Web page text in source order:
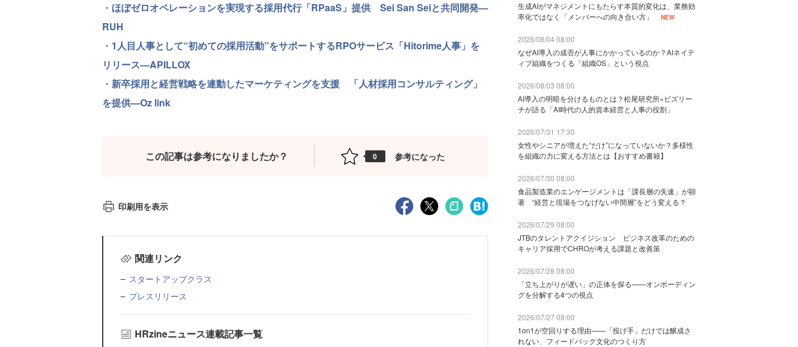
・ ほぼゼロオペレーションを実現する採用代行「RPaaS」提供 Sei San Seiと共同開発—
RUH
・ 1人目人事として“初めての採用活動”をサポートするRPOサービス「Hitorime人事」を
リリース—APILLOX
・ 新卒採用と経営戦略を連動したマーケティングを支援 「人材採用コンサルティング」
を提供—Oz link
この記事は参考になりましたか？ 0 参考になった
印刷用を表示
関連リンク
スタートアップクラス
プレスリリース
HRzineニュース連載記事一覧
生成AIがマネジメントにもたらす本質的変化は、業務効
率化ではなく「メンバーへの向き合い方」
NEW
2026/08/04 08:00
なぜAI導入の成否が人事にかかっているのか？AIネイテ
ィブ組織をつくる「組織OS」という視点
2026/08/03 08:00
AI導入の明暗を分けるものとは？松尾研究所×ビズリー
チが語る「AI時代の人的資本経営と人事の役割」
2026/07/31 17:30
女性やシニアが増えた“だけ”になっていないか？多様性
を組織の力に変える方法とは【おすすめ書籍】
2026/07/30 08:00
食品製造業のエンゲージメントは「課長層の失速」が顕
著 “経営と現場をつなげない中間層”をどう変える？
2026/07/29 08:00
JTBのタレントアクイジション ビジネス改革のための
キャリア採用でCHROが考える課題と改善策
2026/07/28 08:00
「立ち上がりが遅い」の正体を探る——オンボーディン
グを分解する4つの視点
2026/07/27 08:00
1on1が空回りする理由——「投げ手」だけでは醸成さ
れない、フィードバック文化のつくり方